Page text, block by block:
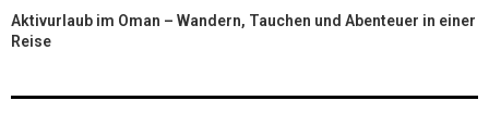
Aktivurlaub im Oman – Wandern, Tauchen und Abenteuer in einer
Reise